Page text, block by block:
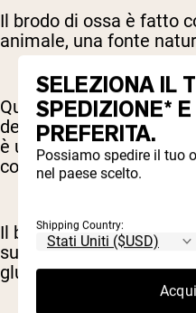
Il brodo di ossa è fatto
animale, una fonte
Quando viene cotto nel
del brodo, il collagene
è una grande fonte di
collagene.
Il brodo di ossa è
supportano la salute
glucosamina e
SELEZIONA IL
SPEDIZIONE*
PREFERITA.
Possiamo spedire il tuo
nel paese scelto.
Shipping Country: